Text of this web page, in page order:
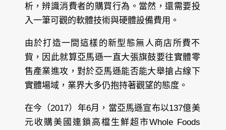
析，辨識消費者的購買行為。當然，還需要投
入一筆可觀的軟體技術與硬體設備費用。
由於打造一間這樣的新型態無人商店所費不
貲，因此就算亞馬遜一直大張旗鼓要往實體零
售產業進攻，對於亞馬遜能否能大舉搶占線下
實體場域，業界大多仍抱持著觀望的態度。
在今（2017）年6月，當亞馬遜宣布以137億美
元收購美國連鎖高檔生鮮超市Whole Foods